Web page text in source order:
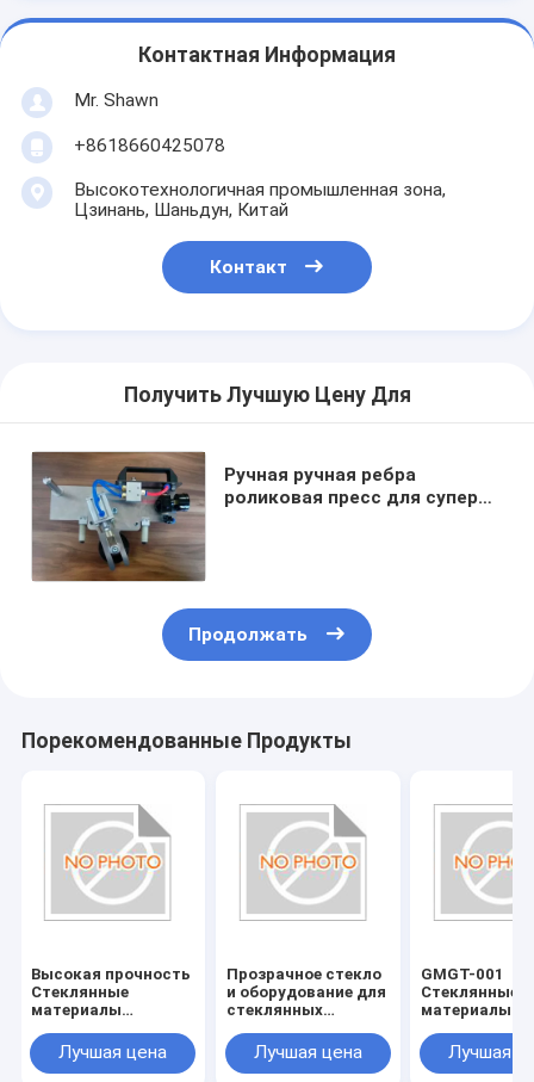
Контактная Информация
Mr. Shawn
+8618660425078
Высокотехнологичная промышленная зона,
Цзинань, Шаньдун, Китай
Контакт
Получить Лучшую Цену Для
Ручная ручная ребра
роликовая пресс для супер
Продолжать
Порекомендованные Продукты
Высокая прочность
Стеклянные
материалы
инструменты
Устойчивые к
Лучшая цена
Прозрачное стекло
и оборудование для
стеклянных
Лучшая цена
GMGT-001
Стеклянные
материалы
инструменты
Страна
Лучшая